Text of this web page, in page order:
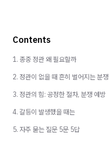
Contents
1. 종중 정관 왜 필요할까
2. 정관이 없을 때 흔히 벌어지는 분쟁
3. 정관의 힘: 공정한 절차, 분쟁 예방
4. 갈등이 발생했을 때는
5. 자주 묻는 질문 5문 5답